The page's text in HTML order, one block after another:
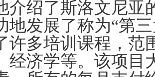
介绍了斯洛文尼亚
地发展了称为“第
许多培训课程，范
经济学等。该项目